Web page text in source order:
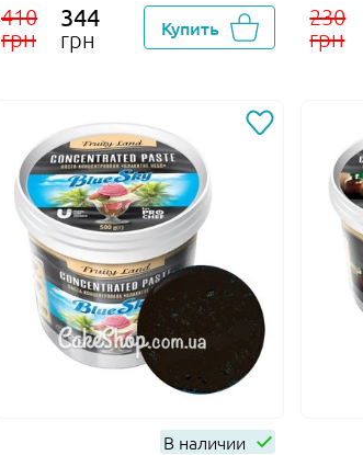
410
грн
344
грн Купить
230
грн
В наличии